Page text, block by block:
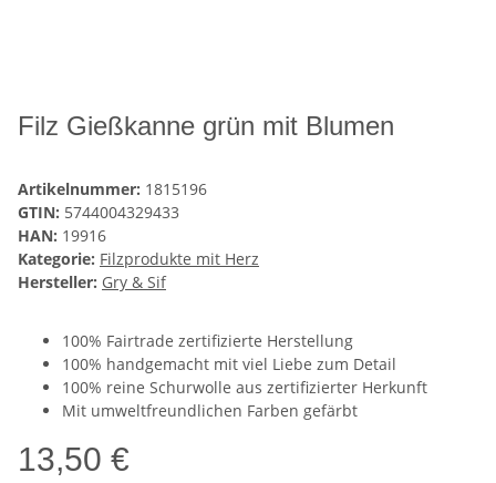
Filz Gießkanne grün mit Blumen
Artikelnummer: 1815196
GTIN: 5744004329433
HAN: 19916
Kategorie: Filzprodukte mit Herz
Hersteller: Gry & Sif
100% Fairtrade zertifizierte Herstellung
100% handgemacht mit viel Liebe zum Detail
100% reine Schurwolle aus zertifizierter Herkunft
Mit umweltfreundlichen Farben gefärbt
13,50 €